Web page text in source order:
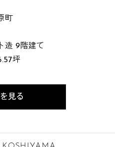
町
造 9階建て
坪
見る